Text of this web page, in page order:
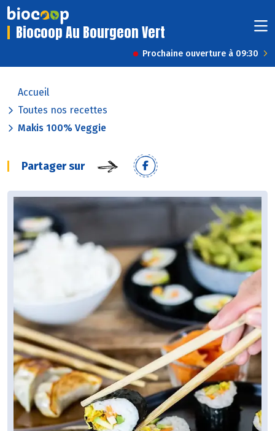
Biocoop Au Bourgeon Vert
Prochaine ouverture à 09:30
Accueil
Toutes nos recettes
Makis 100% Veggie
Partager sur